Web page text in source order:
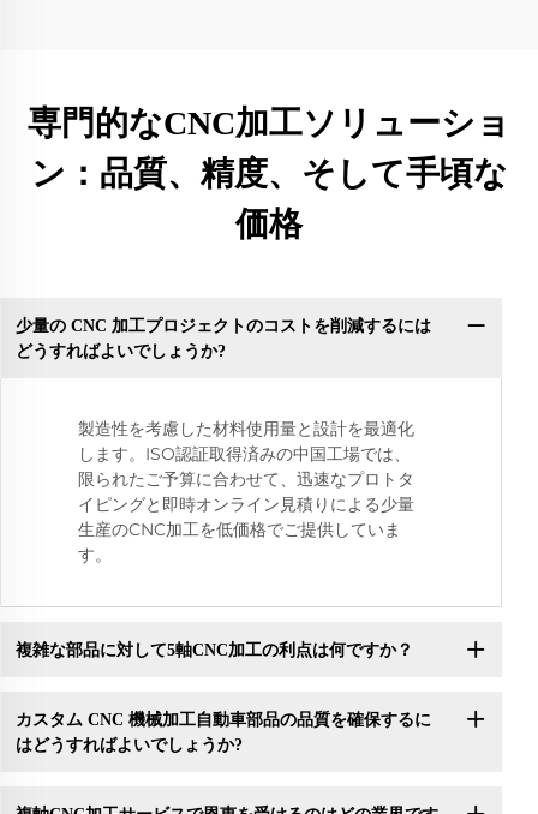
専門的なCNC加工ソリューショ
ン：品質、精度、そして手頃な
価格
少量の CNC 加工プロジェクトのコストを削減するには
どうすればよいでしょうか?
製造性を考慮した材料使用量と設計を最適化
します。ISO認証取得済みの中国工場では、
限られたご予算に合わせて、迅速なプロトタ
イピングと即時オンライン見積りによる少量
生産のCNC加工を低価格でご提供していま
す。
複雑な部品に対して5軸CNC加工の利点は何ですか？
カスタム CNC 機械加工自動車部品の品質を確保するに
はどうすればよいでしょうか?